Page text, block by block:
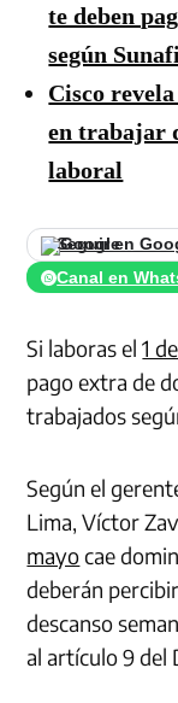
te deben
según
Cisco
en trabajar
laboral
Seguir en
Canal en
Si laboras el1
pago extra de
trabajados
Según el
Lima, Víctor
mayocae
deberán
descanso
al artículo 9 del